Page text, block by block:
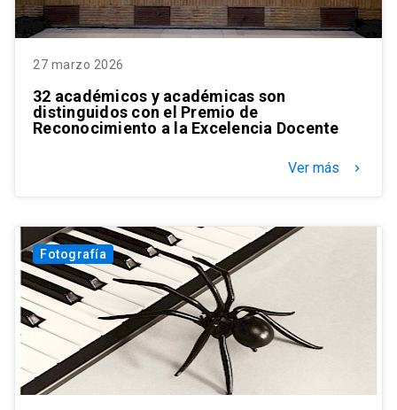
27 marzo 2026
32 académicos y académicas son
distinguidos con el Premio de
Reconocimiento a la Excelencia Docente
Ver más keyboard_arrow_right
Fotografía